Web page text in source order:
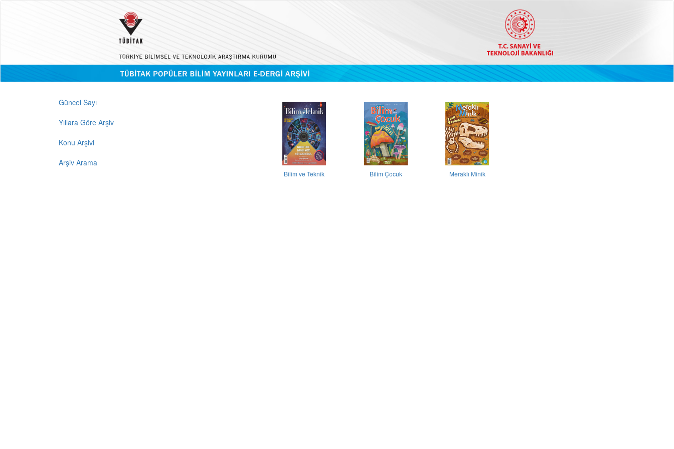
Güncel Sayı
Yıllara Göre Arşiv
Konu Arşivi
Arşiv Arama
Bilim ve Teknik Bilim Çocuk Meraklı Minik